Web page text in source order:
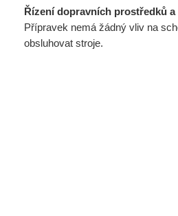
Řízení dopravních prostředků
Přípravek nemá žádný vliv na
obsluhovat stroje.